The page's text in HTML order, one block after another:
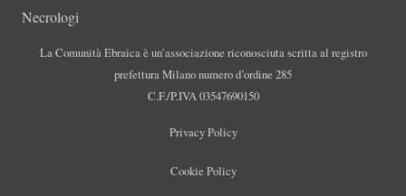
Necrologi
La Comunità Ebraica è un’associazione riconosciuta scritta al registro
prefettura Milano numero d’ordine 285
C.F./P.IVA 03547690150
Privacy Policy
Cookie Policy